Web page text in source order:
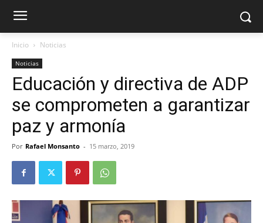
Inicio Noticias
Noticias
Educación y directiva de ADP
se comprometen a garantizar
paz y armonía
Por Rafael Monsanto - 15 marzo, 2019